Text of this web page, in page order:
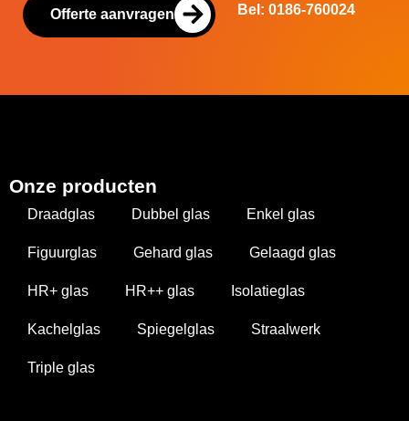
Offerte aanvragen Bel: 0186-760024
Onze producten
Draadglas Dubbel glas Enkel glas
Figuurglas Gehard glas Gelaagd glas
HR+ glas HR++ glas Isolatieglas
Kachelglas Spiegelglas Straalwerk
Triple glas